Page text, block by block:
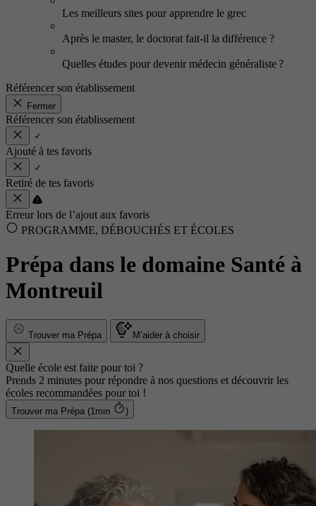
Les meilleurs sites pour apprendre le grec
Après le master, le doctorat fait-il la différence ?
Quelles études pour devenir médecin généraliste ?
Référencer son établissement
Fermer
Référencer son établissement
Ajouté à tes favoris
Retiré de tes favoris
Erreur lors de l’ajout aux favoris
PROGRAMME, DÉBOUCHÉS ET ÉCOLES
Prépa dans le domaine Santé à
Montreuil
Trouver ma Prépa M’aider à choisir
Quelle école est faite pour toi ?
Prends 2 minutes pour répondre à nos questions et découvrir les
écoles recommandées pour toi !
Trouver ma Prépa (1min )